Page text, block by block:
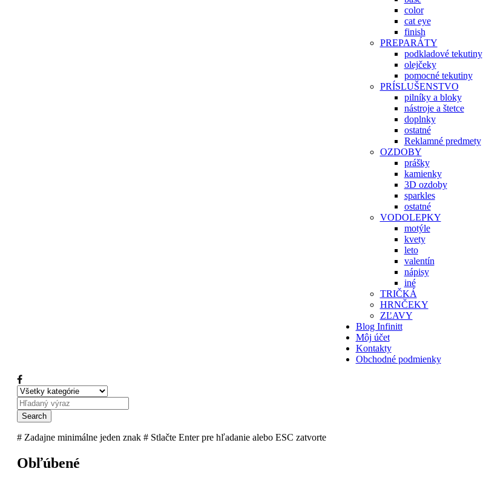
color
cat eye
finish
PREPARÁTY
podkladové tekutiny
olejčeky
pomocné tekutiny
PRÍSLUŠENSTVO
pilníky a bloky
nástroje a štetce
doplnky
ostatné
Reklamné predmety
OZDOBY
prášky
kamienky
3D ozdoby
sparkles
ostatné
VODOLEPKY
motýle
kvety
leto
valentín
nápisy
iné
TRIČKÁ
HRNČEKY
ZĽAVY
Blog Infinitt
Môj účet
Kontakty
Obchodné podmienky
# Zadajne minimálne jeden znak # Stlačte Enter pre hľadanie alebo ESC zatvorte
Obľúbené